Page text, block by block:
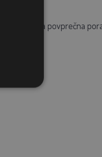
Predvidena povprečna